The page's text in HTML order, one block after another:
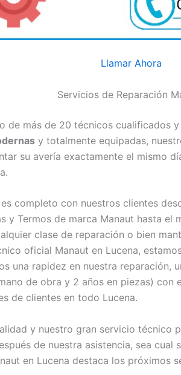
Llamar Ahora
Servicios de Reparación
de más de 20 técnicos cualificados
y totalmente equipadas,
su avería exactamente el mismo
completo con nuestros clientes
y Termos de marca Manaut hasta el
clase de reparación o bien
oficial Manaut en Lucena,
una rapidez en nuestra reparación,
de obra y 2 años en piezas) con
de clientes en todo Lucena.
y nuestro gran servicio técnico
de nuestra asistencia, sea cual
en Lucena destaca los próximos